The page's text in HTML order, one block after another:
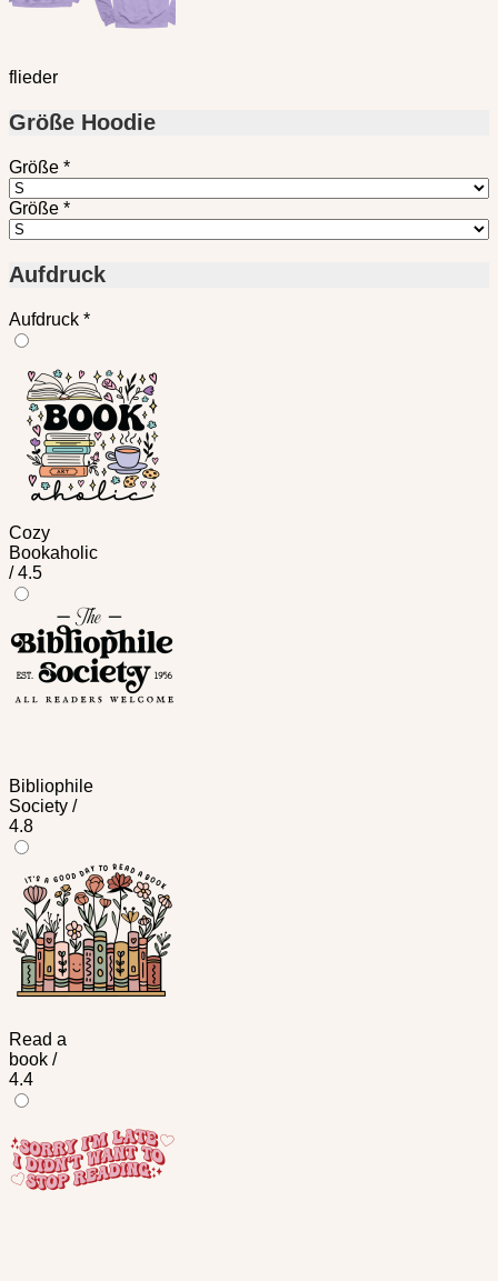
flieder
Größe Hoodie
Größe *
Größe *
Aufdruck
Aufdruck *
Cozy
Bookaholic
/ 4.5
Bibliophile
Society /
4.8
Read a
book /
4.4